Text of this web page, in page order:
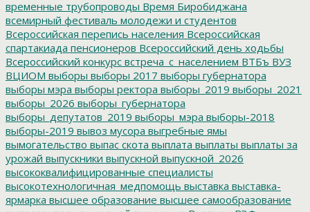
временные трубопроводы Время Биробиджана
всемирный фестиваль молодежи и студентов
Всероссийская перепись населения Всероссийская
спартакиада пенсионеров Всероссийский день ходьбы
Всероссийский конкурс встреча_с_населением ВТБъ ВУЗ
ВЦИОМ выборы выборы 2017 выборы губернатора
выборы мэра выборы ректора выборы_2019 выборы_2021
выборы_2026 выборы_губернатора
выборы_депутатов_2019 выборы_мэра выборы-2018
выборы-2019 вывоз мусора выгребные ямы
вымогательство выпас скота выплата выплаты выплаты за
урожай выпускники выпускной выпускной_2026
высококвалифицированные специалисты
высокотехнологичная_медпомощь выставка выставка-
ярмарка высшее образование высшее самообразование